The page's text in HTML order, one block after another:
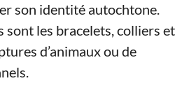
son identité autochtone.
sont les bracelets, colliers et
d’animaux ou de